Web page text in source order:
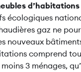
écologiques
gaz ne
nouveaux
comprend
3 ménages,